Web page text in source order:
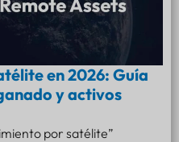
en 2026: Guía
y activos
por satélite”